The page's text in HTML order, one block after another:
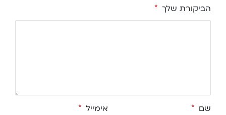
הביקורת שלך *
שם * אימייל *